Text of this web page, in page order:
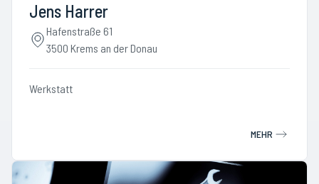
Jens Harrer
Hafenstraße 61
3500 Krems an der Donau
Werkstatt
MEHR